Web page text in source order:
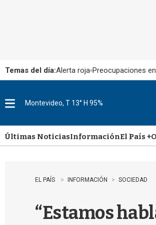
Temas del día:Alerta roja Preocupaciones
u
Montevideo, T 13° H 95%
Últimas NoticiasInformaciónEl País +
EL PAÍS INFORMACIÓN SOCIEDAD
“Estamos